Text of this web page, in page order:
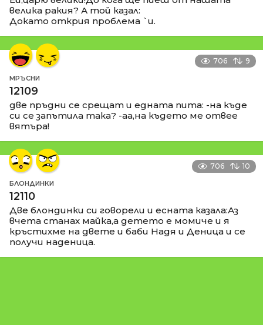
велика ракия? А той казал:
Докато открия проблема `и.
706 9
МРЪСНИ
12109
две пръдни се срещат и едната пита: -на къде
си се запътила така? -аа,на където ме отвее
вятъра!
706 10
БЛОНДИНКИ
12110
Две блондинки си говорели и есната казала:Аз
вчета станах майка,а детето е момиче и я
кръстихме на двете и баби Надя и Деница и се
получи наденица.